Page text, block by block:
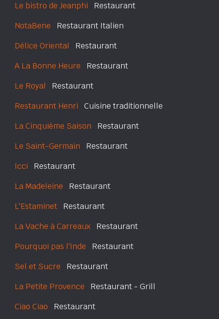
Le bistro de Jeanphi Restaurant
NotaBene Restaurant Italien
Délice Oriental Restaurant
A La Bonne Heure Restaurant
Le Royal Restaurant
Restaurant Henri Cuisine traditionnelle
La Cinquième Saison Restaurant
Le Saint-Germain Restaurant
Icci Restaurant
La Madeleine Restaurant
L'Estaminet Restaurant
La Vache à Carreaux Restaurant
Pourquoi pas l'Inde Restaurant
Sel et Sucre Restaurant
La Petite Provence Restaurant - Grill
Ciao Ciao Restaurant